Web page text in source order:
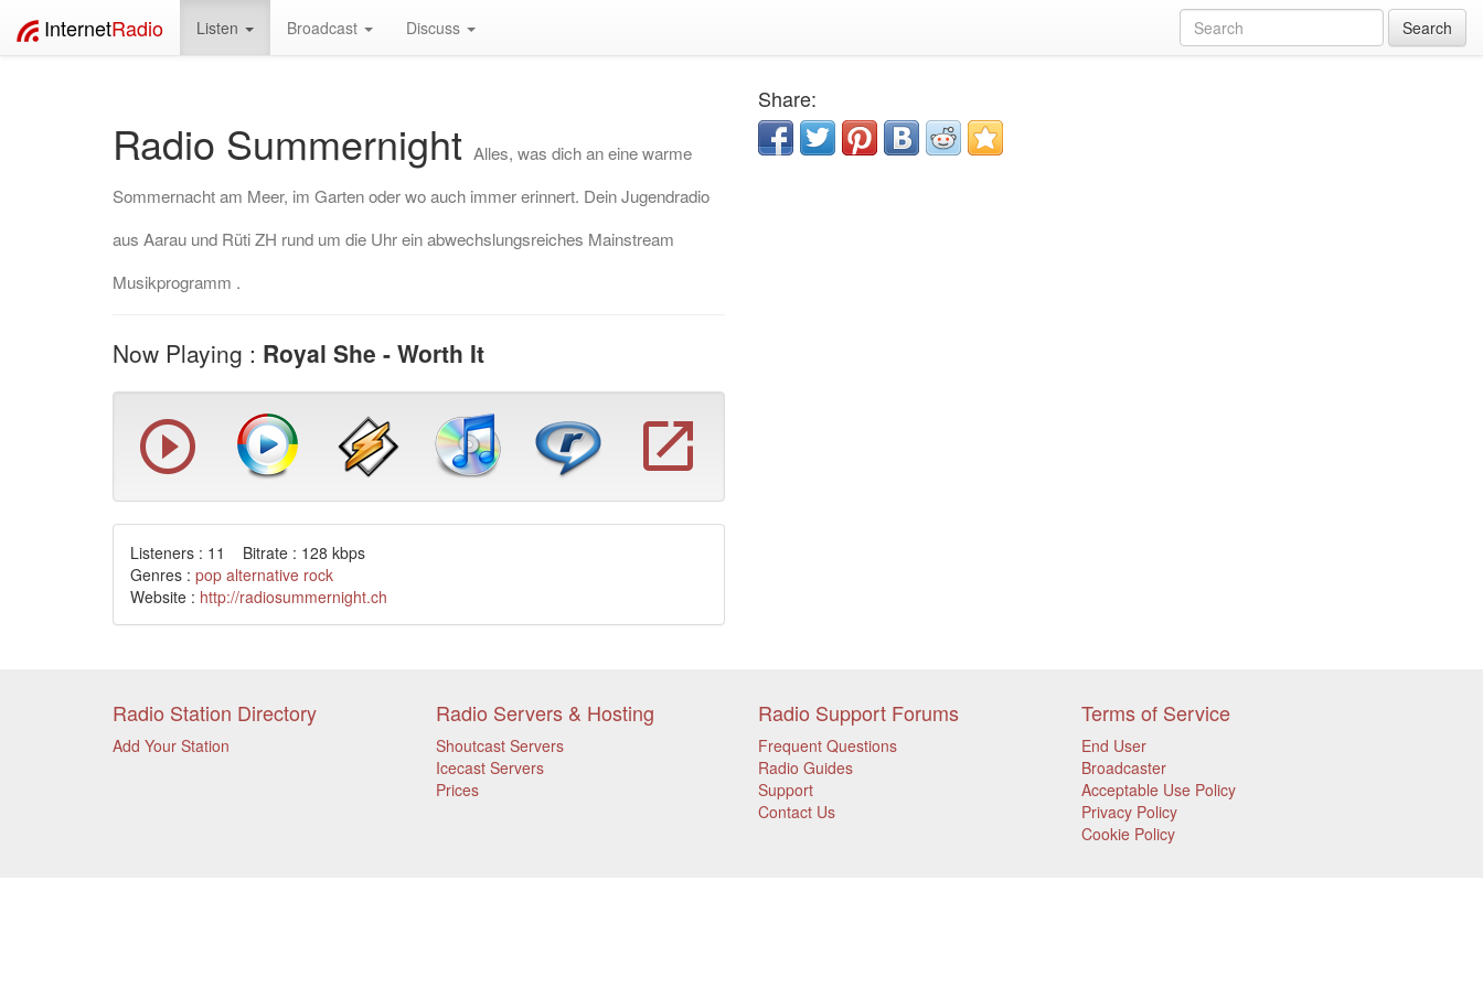
InternetRadio Listen Broadcast Discuss Search
Radio Summernight Alles, was dich an eine warme
Sommernacht am Meer, im Garten oder wo auch immer erinnert. Dein Jugendradio
aus Aarau und Rüti ZH rund um die Uhr ein abwechslungsreiches Mainstream
Musikprogramm .
Now Playing : Royal She - Worth It
Listeners : 11 Bitrate : 128 kbps
Genres : pop alternative rock
Website : http://radiosummernight.ch
Share:
Radio Station Directory
Add Your Station
Radio Servers & Hosting
Shoutcast Servers
Icecast Servers
Prices
Radio Support Forums
Frequent Questions
Radio Guides
Support
Contact Us
Terms of Service
End User
Broadcaster
Acceptable Use Policy
Privacy Policy
Cookie Policy